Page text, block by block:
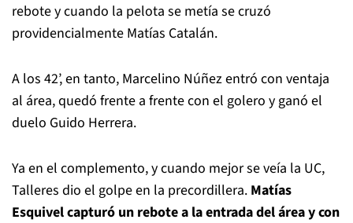
rebote y cuando la pelota se metía se cruzó
providencialmente Matías Catalán.
A los 42’, en tanto, Marcelino Núñez entró con ventaja
al área, quedó frente a frente con el golero y ganó el
duelo Guido Herrera.
Ya en el complemento, y cuando mejor se veía la UC,
Talleres dio el golpe en la precordillera. Matías
Esquivel capturó un rebote a la entrada del área y con